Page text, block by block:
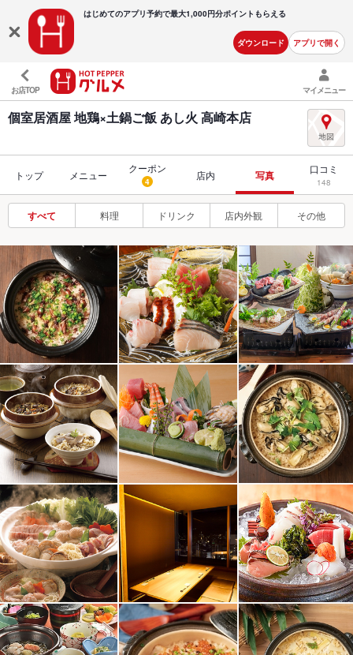
はじめてのアプリ予約で最大1,000円分ポイントもらえる
ダウンロード アプリで開く
お店TOP マイメニュー
個室居酒屋 地鶏×土鍋ご飯 あし火 高崎本店
トップ メニュー
クーポン
4 店内 写真 口コミ
148
すべて 料理 ドリンク 店内外観 その他